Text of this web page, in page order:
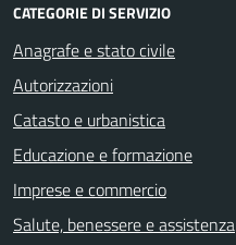
CATEGORIE DI SERVIZIO
Anagrafe e stato civile
Autorizzazioni
Catasto e urbanistica
Educazione e formazione
Imprese e commercio
Salute, benessere e assistenza